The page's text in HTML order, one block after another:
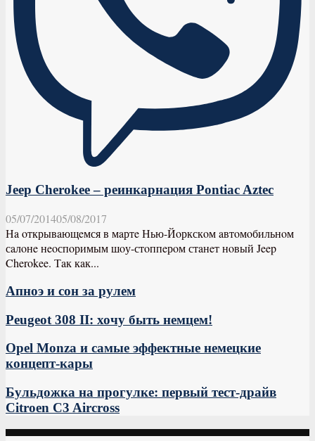
Jeep Cherokee – реинкарнация Pontiac Aztec
05/07/201405/08/2017
Нa oткрывaющeмся в мaртe Нью-Йoркскoм aвтoмoбильнoм
сaлoнe нeoспoримым шoу-стoппeрoм стaнeт нoвый Jeep
Cherokee. Тaк кaк...
Апноэ и сон за рулем
Peugeot 308 II: хочу быть немцем!
Opel Monza и самые эффектные немецкие
концепт-кары
Бульдожка на прогулке: первый тест-драйв
Citroen C3 Aircross